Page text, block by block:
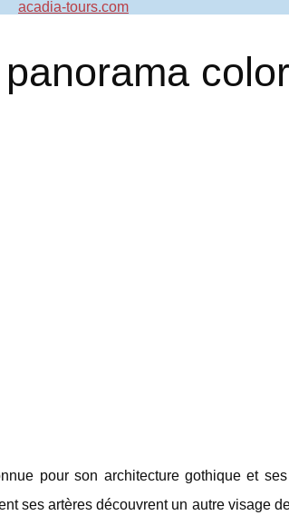
pour son architecture gothique et
ses artères découvrent un autre visage
acadia-tours.com